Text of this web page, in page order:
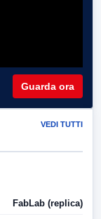
Guarda ora
VEDI TUTTI
FabLab (replica)